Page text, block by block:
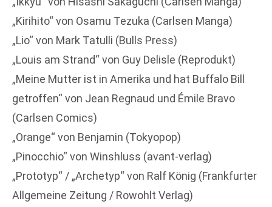
„Kirihito“ von Osamu Tezuka (Carlsen Manga)
„Lio“ von Mark Tatulli (Bulls Press)
„Louis am Strand“ von Guy Delisle (Reprodukt)
„Meine Mutter ist in Amerika und hat Buffalo Bill
getroffen“ von Jean Regnaud und Émile Bravo
(Carlsen Comics)
„Orange“ von Benjamin (Tokyopop)
„Pinocchio“ von Winshluss (avant-verlag)
„Prototyp“ / „Archetyp“ von Ralf König (Frankfurter
Allgemeine Zeitung / Rowohlt Verlag)